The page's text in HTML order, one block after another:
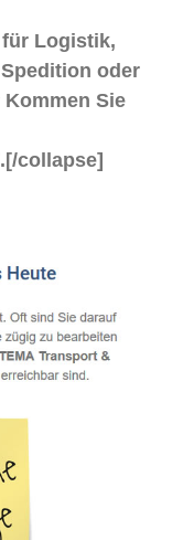
für Logistik,
oder
Kommen Sie
collapse]